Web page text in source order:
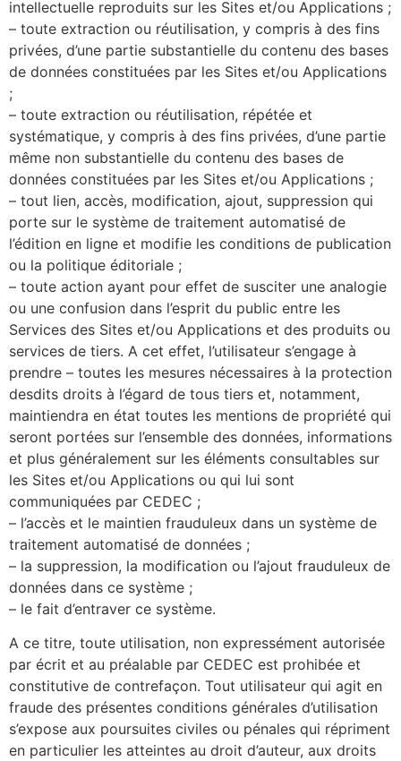
intellectuelle reproduits sur les Sites et/ou Applications ;
– toute extraction ou réutilisation, y compris à des fins
privées, d’une partie substantielle du contenu des bases
de données constituées par les Sites et/ou Applications
;
– toute extraction ou réutilisation, répétée et
systématique, y compris à des fins privées, d’une partie
même non substantielle du contenu des bases de
données constituées par les Sites et/ou Applications ;
– tout lien, accès, modification, ajout, suppression qui
porte sur le système de traitement automatisé de
l’édition en ligne et modifie les conditions de publication
ou la politique éditoriale ;
– toute action ayant pour effet de susciter une analogie
ou une confusion dans l’esprit du public entre les
Services des Sites et/ou Applications et des produits ou
services de tiers. A cet effet, l’utilisateur s’engage à
prendre – toutes les mesures nécessaires à la protection
desdits droits à l’égard de tous tiers et, notamment,
maintiendra en état toutes les mentions de propriété qui
seront portées sur l’ensemble des données, informations
et plus généralement sur les éléments consultables sur
les Sites et/ou Applications ou qui lui sont
communiquées par CEDEC ;
– l’accès et le maintien frauduleux dans un système de
traitement automatisé de données ;
– la suppression, la modification ou l’ajout frauduleux de
données dans ce système ;
– le fait d’entraver ce système.
A ce titre, toute utilisation, non expressément autorisée
par écrit et au préalable par CEDEC est prohibée et
constitutive de contrefaçon. Tout utilisateur qui agit en
fraude des présentes conditions générales d’utilisation
s’expose aux poursuites civiles ou pénales qui répriment
en particulier les atteintes au droit d’auteur, aux droits